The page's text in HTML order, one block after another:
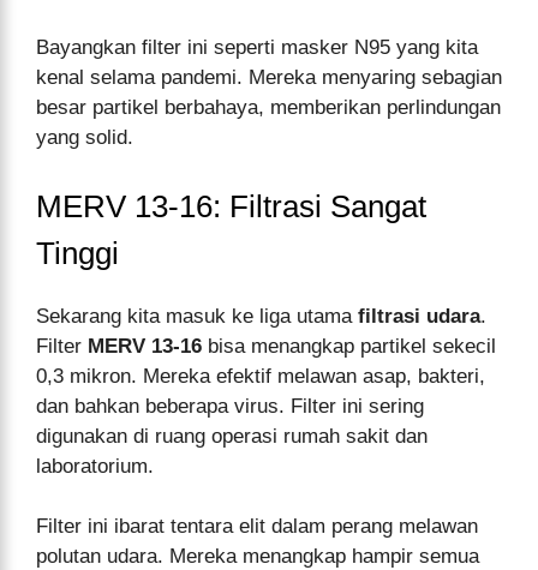
Bayangkan filter ini seperti masker N95 yang kita
kenal selama pandemi. Mereka menyaring sebagian
besar partikel berbahaya, memberikan perlindungan
yang solid.
MERV 13-16: Filtrasi Sangat
Tinggi
Sekarang kita masuk ke liga utama filtrasi udara.
Filter MERV 13-16 bisa menangkap partikel sekecil
0,3 mikron. Mereka efektif melawan asap, bakteri,
dan bahkan beberapa virus. Filter ini sering
digunakan di ruang operasi rumah sakit dan
laboratorium.
Filter ini ibarat tentara elit dalam perang melawan
polutan udara. Mereka menangkap hampir semua